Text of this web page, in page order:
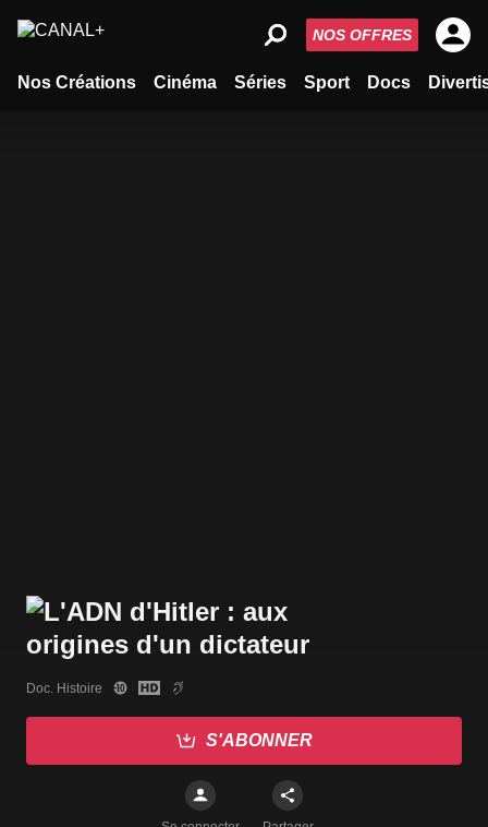
Nos Créations Cinéma Séries Sport Docs
NOS OFFRES
Doc. Histoire
S'ABONNER